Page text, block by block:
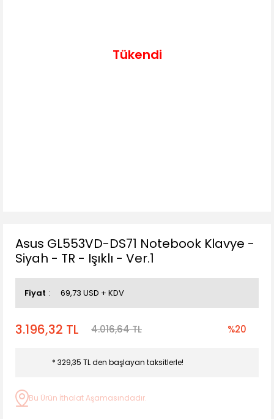
Tükendi
Asus GL553VD-DS71 Notebook Klavye -
Siyah - TR - Işıklı - Ver.1
Fiyat 69,73 USD + KDV
3.196,32 TL 4.016,64 TL %20
* 329,35 TL den başlayan taksitlerle!
Bu Ürün İthalat Aşamasındadır.